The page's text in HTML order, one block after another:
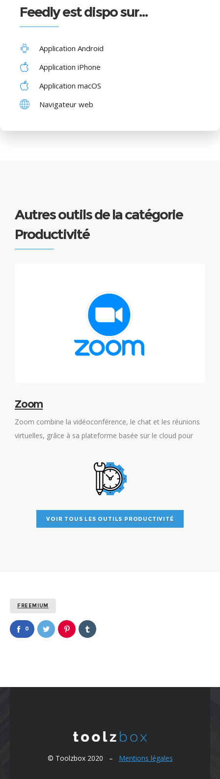
Feedly est dispo sur…
Application Android
Application iPhone
Application macOS
Navigateur web
Autres outils de la catégorie
Productivité
Zoom
Zoom combine la vidéoconférence, le chat et les réunions
virtuelles, grâce à sa plateforme basée sur le cloud pour
VOIR TOUS LES OUTILS PRODUCTIVITÉ
FREEMIUM
0
© Toolzbox 2020 – Mentions légales